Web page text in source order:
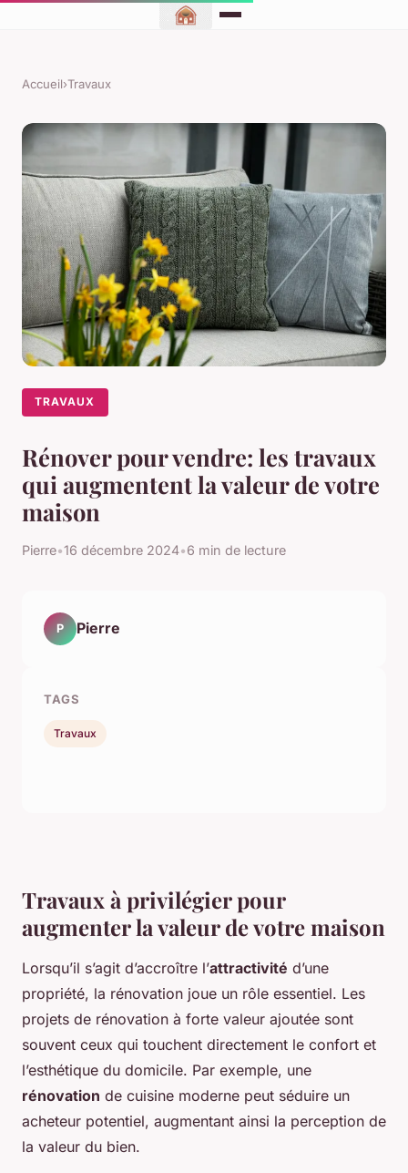
Accueil›Travaux
TRAVAUX
Rénover pour vendre: les travaux
qui augmentent la valeur de votre
maison
Pierre•16 décembre 2024•6 min de lecture
Travaux à privilégier pour
augmenter la valeur de votre maison
Lorsqu’il s’agit d’accroître l’attractivité d’une
propriété, la rénovation joue un rôle essentiel. Les
projets de rénovation à forte valeur ajoutée sont
souvent ceux qui touchent directement le confort et
l’esthétique du domicile. Par exemple, une
rénovation de cuisine moderne peut séduire un
acheteur potentiel, augmentant ainsi la perception de
la valeur du bien.
P Pierre
TAGS
Travaux